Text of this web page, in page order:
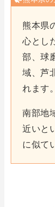
熊本県
心とし
部、球
域、芦
れます。
南部地
近いと
に似て